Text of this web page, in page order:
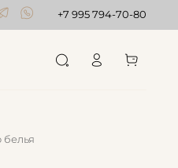
+7 995 794-70-80
белья